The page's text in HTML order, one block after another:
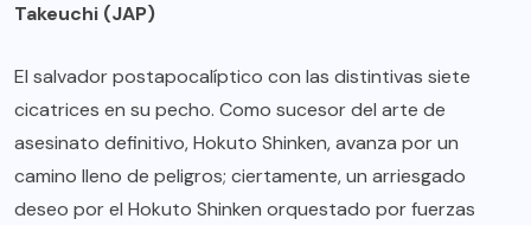
Takeuchi (JAP)
El salvador postapocalíptico con las distintivas siete
cicatrices en su pecho. Como sucesor del arte de
asesinato definitivo, Hokuto Shinken, avanza por un
camino lleno de peligros; ciertamente, un arriesgado
deseo por el Hokuto Shinken orquestado por fuerzas